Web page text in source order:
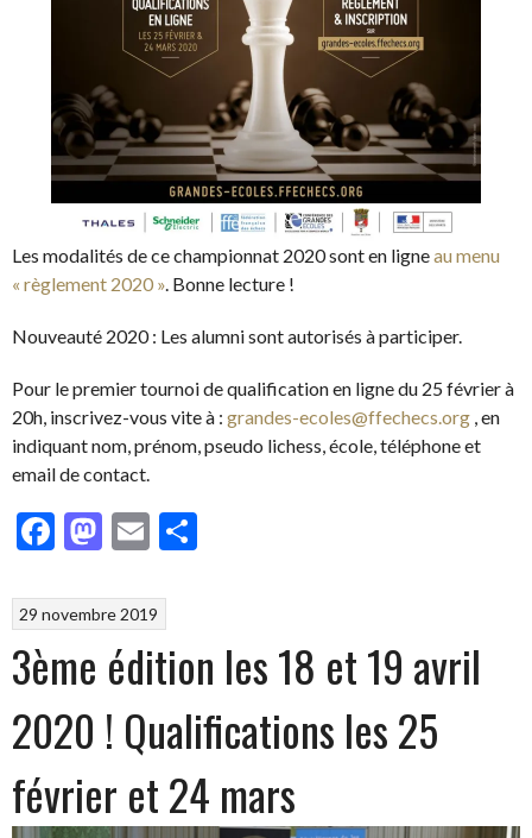
Les modalités de ce championnat 2020 sont en ligneau menu
« règlement 2020 ». Bonne lecture !
Nouveauté 2020 : Les alumni sont autorisés à participer.
Pour le premier tournoi de qualification en ligne du 25 février à
20h, inscrivez-vous vite à : grandes-ecoles@ffechecs.org , en
indiquant nom, prénom, pseudo lichess, école, téléphone et
email de contact.
Facebook
Mastodon
Email
29 novembre 2019
3ème édition les 18 et 19 avril
2020 ! Qualifications les 25
février et 24 mars